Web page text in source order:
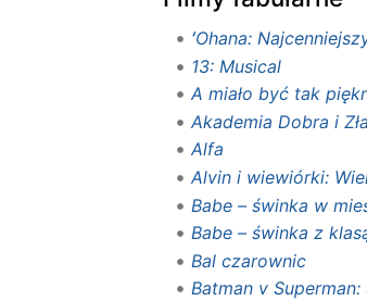
ʻOhana:
13: Musical
A miało być tak
Akademia Dobra i Zła
Alfa
Alvin i wiewiórki:
Babe – świnka w
Babe – świnka z
Bal czarownic
Batman v